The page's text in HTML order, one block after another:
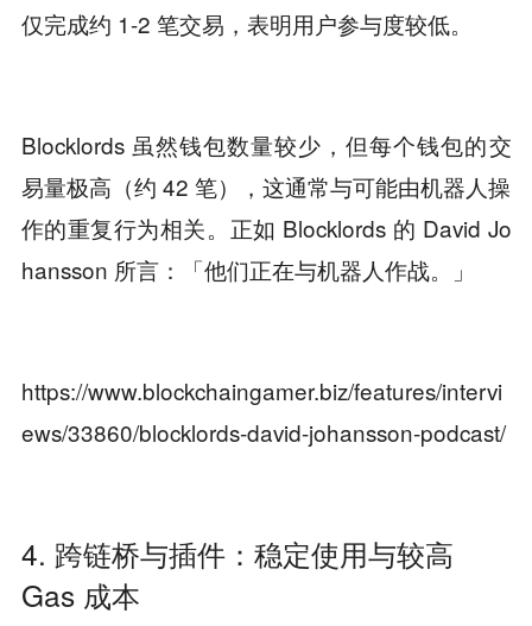
仅完成约 1-2 笔交易，表明用户参与度较低。
Blocklords 虽然钱包数量较少，但每个钱包的交
易量极高（约 42 笔），这通常与可能由机器人操
作的重复行为相关。正如 Blocklords 的 David Jo
hansson 所言：「他们正在与机器人作战。」
https://www.blockchaingamer.biz/features/intervi
ews/33860/blocklords-david-johansson-podcast/
4. 跨链桥与插件：稳定使用与较高
Gas 成本